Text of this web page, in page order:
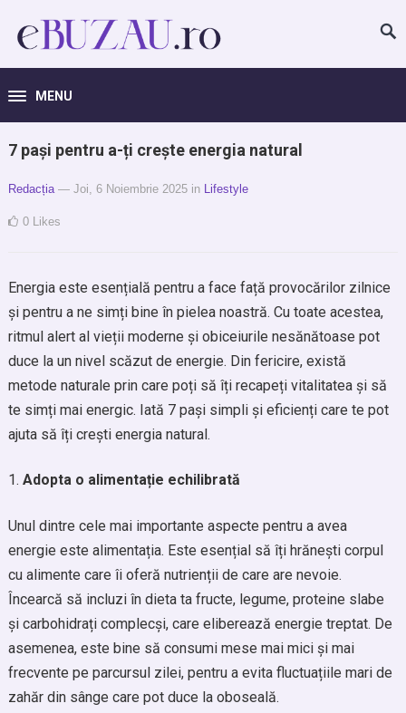
MENU
7 pași pentru a-ți crește energia natural
Redacția — Joi, 6 Noiembrie 2025 in Lifestyle
0 Likes
Energia este esențială pentru a face față provocărilor zilnice
și pentru a ne simți bine în pielea noastră. Cu toate acestea,
ritmul alert al vieții moderne și obiceiurile nesănătoase pot
duce la un nivel scăzut de energie. Din fericire, există
metode naturale prin care poți să îți recapeți vitalitatea și să
te simți mai energic. Iată 7 pași simpli și eficienți care te pot
ajuta să îți crești energia natural.
Adopta o alimentație echilibrată
Unul dintre cele mai importante aspecte pentru a avea
energie este alimentația. Este esențial să îți hrănești corpul
cu alimente care îi oferă nutrienții de care are nevoie.
Încearcă să incluzi în dieta ta fructe, legume, proteine slabe
și carbohidrați complecși, care eliberează energie treptat. De
asemenea, este bine să consumi mese mai mici și mai
frecvente pe parcursul zilei, pentru a evita fluctuațiile mari de
zahăr din sânge care pot duce la oboseală.